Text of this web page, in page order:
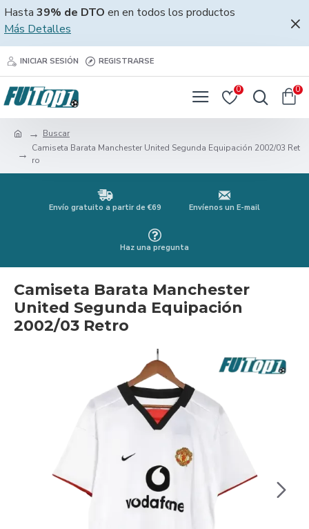
Hasta 39% de DTO en en todos los productos
Más Detalles
INICIAR SESIÓN REGISTRARSE
0 0
Buscar
Camiseta Barata Manchester United Segunda Equipación 2002/03 Ret
ro
Envío gratuito a partir de €69 Envíenos un E-mail
Haz una pregunta
Camiseta Barata Manchester
United Segunda Equipación
2002/03 Retro